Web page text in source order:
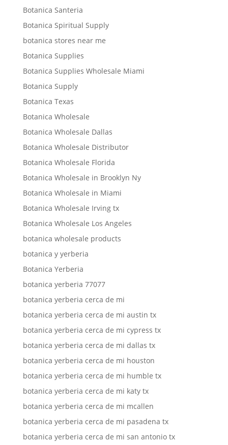
Botanica Santeria
Botanica Spiritual Supply
botanica stores near me
Botanica Supplies
Botanica Supplies Wholesale Miami
Botanica Supply
Botanica Texas
Botanica Wholesale
Botanica Wholesale Dallas
Botanica Wholesale Distributor
Botanica Wholesale Florida
Botanica Wholesale in Brooklyn Ny
Botanica Wholesale in Miami
Botanica Wholesale Irving tx
Botanica Wholesale Los Angeles
botanica wholesale products
botanica y yerberia
Botanica Yerberia
botanica yerberia 77077
botanica yerberia cerca de mi
botanica yerberia cerca de mi austin tx
botanica yerberia cerca de mi cypress tx
botanica yerberia cerca de mi dallas tx
botanica yerberia cerca de mi houston
botanica yerberia cerca de mi humble tx
botanica yerberia cerca de mi katy tx
botanica yerberia cerca de mi mcallen
botanica yerberia cerca de mi pasadena tx
botanica yerberia cerca de mi san antonio tx